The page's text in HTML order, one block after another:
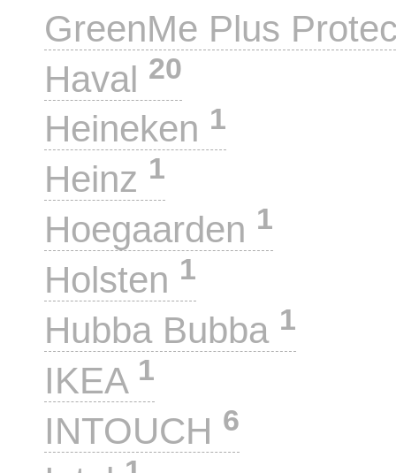
GreenMe Plus
Haval 20
Heineken 1
Heinz 1
Hoegaarden 1
Holsten 1
Hubba Bubba 1
IKEA 1
INTOUCH 6